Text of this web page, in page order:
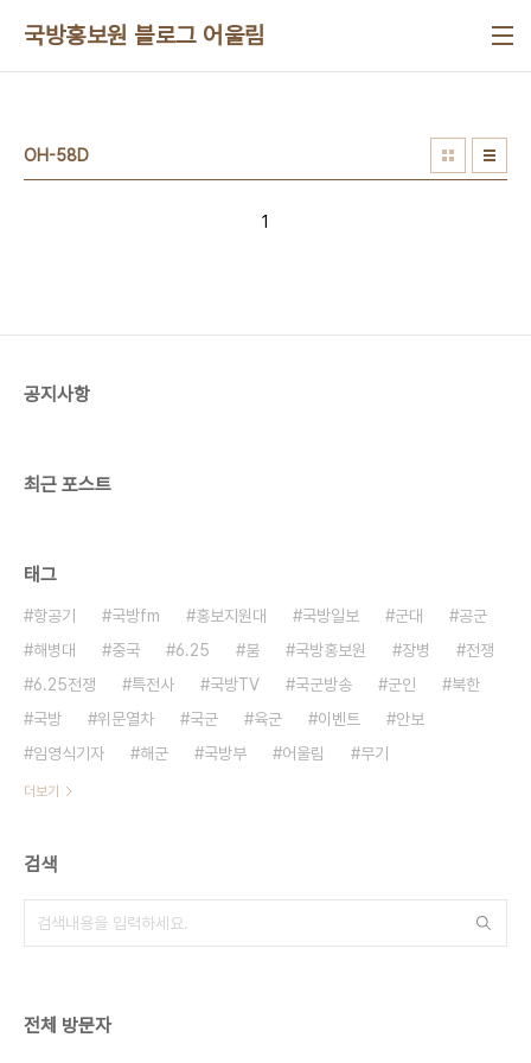
국방홍보원 블로그 어울림
OH-58D
1
공지사항
최근 포스트
태그
항공기 국방fm 홍보지원대 국방일보 군대
공군
해병대
중국 6.25 붐 국방홍보원 장병
전쟁
6.25전쟁
특전사 국방TV 국군방송 군인
북한
국방
위문열차 국군 육군 이벤트
안보
임영식기자
해군 국방부 어울림 무기
더보기
검색
전체 방문자